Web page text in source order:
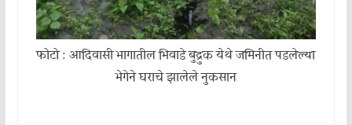
फोटो : आदिवासी भागातील भिवाडे बुद्रुक येथे जमिनीत पडलेल्या
भेगेने घराचे झालेले नुकसान